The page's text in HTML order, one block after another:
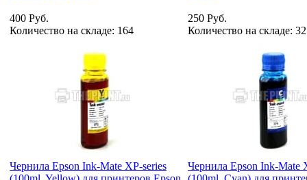
400 Руб.
Количество на складе: 164
250 Руб.
Количество на складе:
Чернила Epson Ink-Mate XP-series
Чернила Epson Ink-Mate